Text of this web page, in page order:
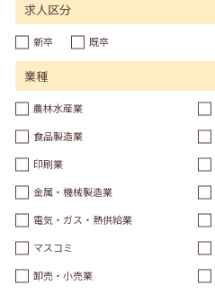
求人区分
新卒 既卒
業種
農林水産業
食品製造業
印刷業
金属・機械製造業
電気・ガス・熱供給業
マスコミ
卸売・小売業